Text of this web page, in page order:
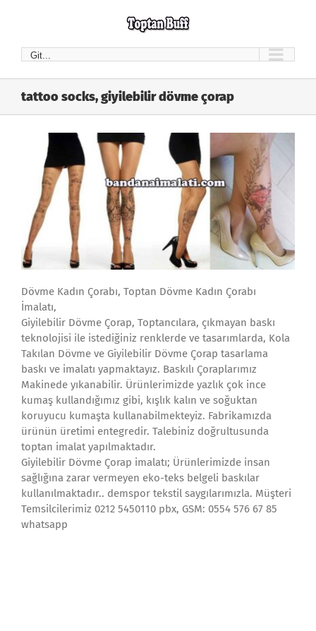
Git...
tattoo socks, giyilebilir dövme çorap
Dövme Kadın Çorabı, Toptan Dövme Kadın Çorabı
İmalatı,
Giyilebilir Dövme Çorap, Toptancılara, çıkmayan baskı
teknolojisi ile istediğiniz renklerde ve tasarımlarda, Kola
Takılan Dövme ve Giyilebilir Dövme Çorap tasarlama
baskı ve imalatı yapmaktayız. Baskılı Çoraplarımız
Makinede yıkanabilir. Ürünlerimizde yazlık çok ince
kumaş kullandığımız gibi, kışlık kalın ve soğuktan
koruyucu kumaşta kullanabilmekteyiz. Fabrikamızda
ürünün üretimi entegredir. Talebiniz doğrultusunda
toptan imalat yapılmaktadır.
Giyilebilir Dövme Çorap imalatı; Ürünlerimizde insan
sağlığına zarar vermeyen eko-teks belgeli baskılar
kullanılmaktadır.. demspor tekstil saygılarımızla. Müşteri
Temsilcilerimiz 0212 5450110 pbx, GSM: 0554 576 67 85
whatsapp